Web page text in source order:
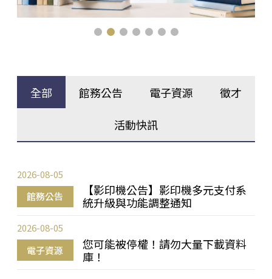
全部 館務公告 電子資源 徵才
活動快訊
館務公告
【影印機公告】影印機多元支付系
統升級與功能調整通知
2026-08-05
電子資源
您可能被停權！請勿大量下載資料
庫！
2026-08-05